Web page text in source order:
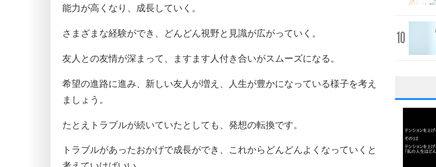
能力が高くなり、成長していく。
さまざまな経験ができ、どんどん視野と見識が広がっていく。
友人との友情が深まって、ますます人付き合いがスムーズになる。
希望の進路に進み、新しい友人が増え、人生が豊かになっている様子を考え
ましょう。
たとえトラブルが続いていたとしても、発想の転換です。
トラブルがあったおかげで成長ができ、これからどんどんよくなっていくと
10
1